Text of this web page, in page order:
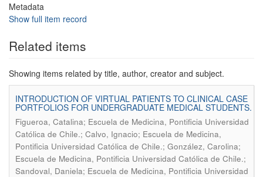
Metadata
Show full item record
Related items
Showing items related by title, author, creator and subject.
INTRODUCTION OF VIRTUAL PATIENTS TO CLINICAL CASE
PORTFOLIOS FOR UNDERGRADUATE MEDICAL STUDENTS.
Figueroa, Catalina; Escuela de Medicina, Pontificia Universidad
Católica de Chile.; Calvo, Ignacio; Escuela de Medicina,
Pontificia Universidad Católica de Chile.; González, Carolina;
Escuela de Medicina, Pontificia Universidad Católica de Chile.;
Sandoval, Daniela; Escuela de Medicina, Pontificia Universidad